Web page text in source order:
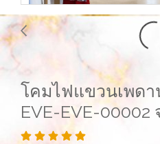
โคมไฟแขวนเพดา
EVE-EVE-00002